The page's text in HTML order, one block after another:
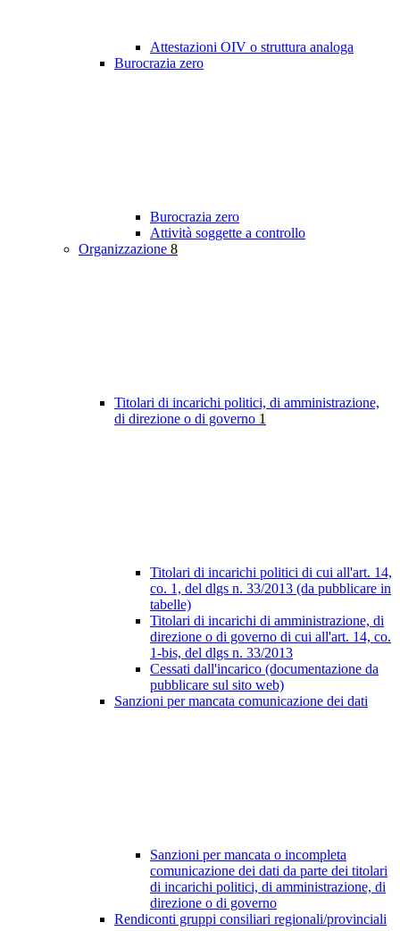
Attestazioni OIV o struttura analoga
Burocrazia zero
Burocrazia zero
Attività soggette a controllo
Organizzazione 8
Titolari di incarichi politici, di amministrazione,
di direzione o di governo 1
Titolari di incarichi politici di cui all'art. 14,
co. 1, del dlgs n. 33/2013 (da pubblicare in
tabelle)
Titolari di incarichi di amministrazione, di
direzione o di governo di cui all'art. 14, co.
1-bis, del dlgs n. 33/2013
Cessati dall'incarico (documentazione da
pubblicare sul sito web)
Sanzioni per mancata comunicazione dei dati
Sanzioni per mancata o incompleta
comunicazione dei dati da parte dei titolari
di incarichi politici, di amministrazione, di
direzione o di governo
Rendiconti gruppi consiliari regionali/provinciali